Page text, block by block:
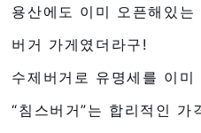
용산에도 이미 오픈해있는
버거 가게였더라구!
수제버거로 유명세를 이미
“침스버거”는 합리적인 가